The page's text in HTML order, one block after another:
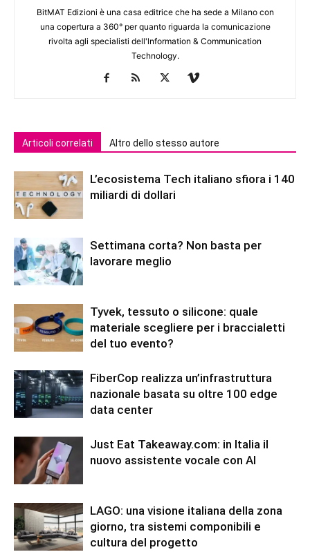
BitMAT Edizioni è una casa editrice che ha sede a Milano con
una copertura a 360° per quanto riguarda la comunicazione
rivolta agli specialisti dell'lnformation & Communication
Technology.
Articoli correlati Altro dello stesso autore
L’ecosistema Tech italiano sfiora i 140
miliardi di dollari
Settimana corta? Non basta per
lavorare meglio
Tyvek, tessuto o silicone: quale
materiale scegliere per i braccialetti
del tuo evento?
FiberCop realizza un’infrastruttura
nazionale basata su oltre 100 edge
data center
Just Eat Takeaway.com: in Italia il
nuovo assistente vocale con AI
LAGO: una visione italiana della zona
giorno, tra sistemi componibili e
cultura del progetto